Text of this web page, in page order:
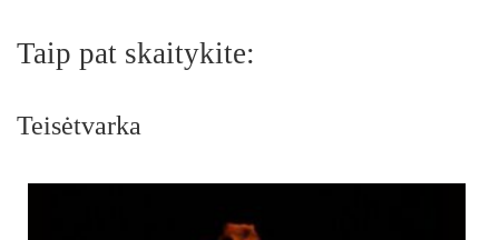
Taip pat skaitykite:
Teisėtvarka